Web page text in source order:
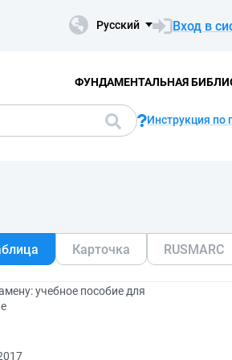
Русский Вход в
ФУНДАМЕНТАЛЬНАЯ
Инструкция по
Карточка RUSMARC
учебное пособие для